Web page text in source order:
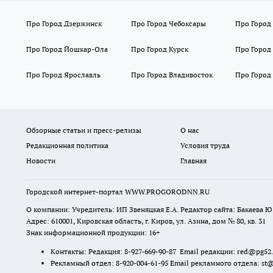
Про Город Дзержинск Про Город Чебоксары Про Город
Про Город Йошкар-Ола Про Город Курск Про
Про Город Ярославль Про Город Владивосток Про Город
Обзорные статьи и пресс-релизы О нас
Редакционная политика
Условия труда
Новости
Главная
Городской интернет-портал WWW.PROGORODNN.RU
О компании: Учредитель: ИП Звеняцкая Е.А. Редактор сайта: Бакаева
Адрес: 610001, Кировская область, г. Киров, ул. Азина, дом № 80, кв. 31
Знак информационной продукции: 16+
Контакты: Редакция: 8-927-669-90-87 Email редакции:
Рекламный отдел: 8-920-004-61-95 Email рекламного отдела: